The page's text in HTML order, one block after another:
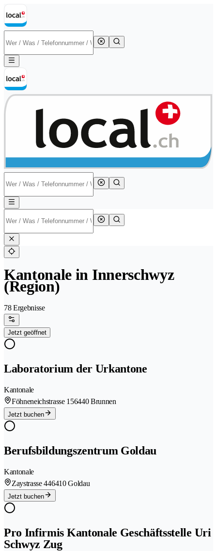
Kantonale in Innerschwyz
(Region)
78 Ergebnisse
Jetzt geöffnet
Laboratorium der Urkantone
Kantonale
Föhneneichstrasse 156440 Brunnen
Jetzt buchen
Berufsbildungszentrum Goldau
Kantonale
Zaystrasse 446410 Goldau
Jetzt buchen
Pro Infirmis Kantonale Geschäftsstelle Uri
Schwyz Zug